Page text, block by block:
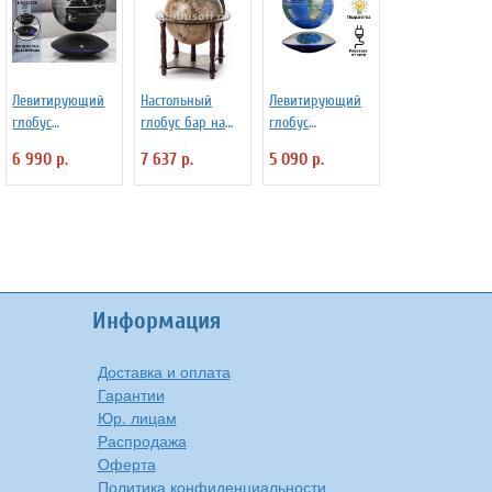
Левитирующий
глобус
D=15 см, черный
6 990 р.
Настольный
глобус бар на
RG33006EN, d=33
см
7 637 р.
Левитирующий
глобус
см, синий
5 090 р.
Информация
Доставка и оплата
Гарантии
Юр. лицам
Распродажа
Оферта
Политика конфиденциальности